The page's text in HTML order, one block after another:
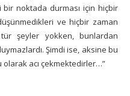
noktada durması için hiçbir
ve hiçbir zaman
şeyler yokken, bunlardan
Şimdi ise, aksine bu
acı çekmektedirler…”